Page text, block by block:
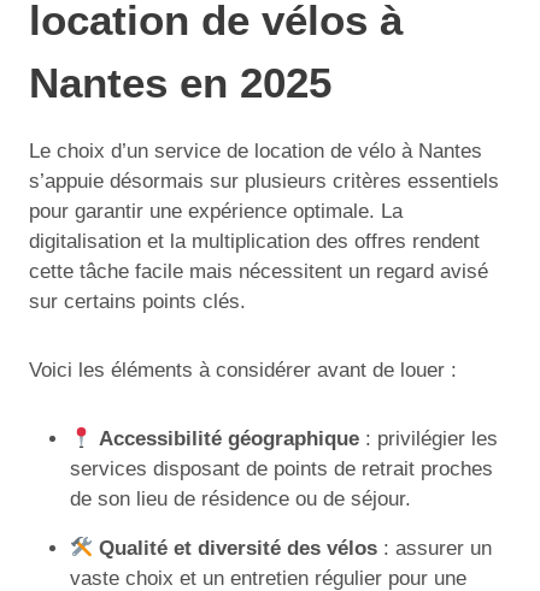
location de vélos à
Nantes en 2025
Le choix d’un service de location de vélo à Nantes
s’appuie désormais sur plusieurs critères essentiels
pour garantir une expérience optimale. La
digitalisation et la multiplication des offres rendent
cette tâche facile mais nécessitent un regard avisé
sur certains points clés.
Voici les éléments à considérer avant de louer :
Accessibilité géographique : privilégier les
services disposant de points de retrait proches
de son lieu de résidence ou de séjour.
Qualité et diversité des vélos : assurer un
vaste choix et un entretien régulier pour une